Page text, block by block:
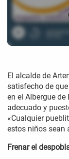
El alcalde de
satisfecho de
en el Albergue
adecuado y
«Cualquier
estos niños sean
Frenar el